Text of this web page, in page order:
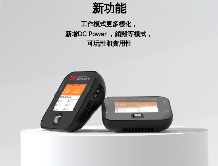
新功能
工作模式更多樣化，
新增DC Power ，銷毀等模式，
可玩性和實用性